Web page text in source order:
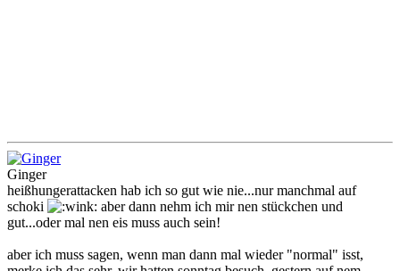
Ginger
heißhungerattacken hab ich so gut wie nie...nur manchmal auf
schoki
aber dann nehm ich mir nen stückchen und
gut...oder mal nen eis muss auch sein!
aber ich muss sagen, wenn man dann mal wieder "normal" isst,